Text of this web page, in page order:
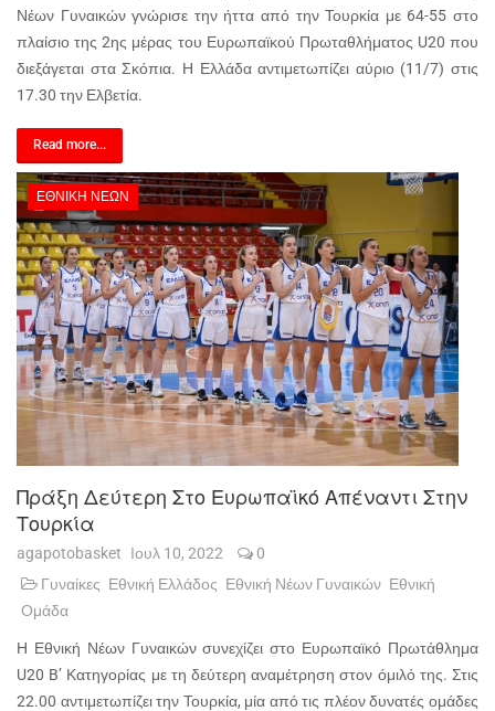
Νέων Γυναικών γνώρισε την ήττα από την Τουρκία με 64-55 στο
πλαίσιο της 2ης μέρας του Ευρωπαϊκού Πρωταθλήματος U20 που
διεξάγεται στα Σκόπια. Η Ελλάδα αντιμετωπίζει αύριο (11/7) στις
17.30 την Ελβετία.
Read more...
ΕΘΝΙΚΉ ΝΈΩΝ
Πράξη Δεύτερη Στο Ευρωπαϊκό Απέναντι Στην
Τουρκία
agapotobasket Ιουλ 10, 2022
0
Γυναίκες Εθνική Ελλάδος Εθνική Νέων Γυναικών Εθνική
Ομάδα
Η Εθνική Νέων Γυναικών συνεχίζει στο Ευρωπαϊκό Πρωτάθλημα
U20 B’ Κατηγορίας με τη δεύτερη αναμέτρηση στον όμιλό της. Στις
22.00 αντιμετωπίζει την Τουρκία, μία από τις πλέον δυνατές ομάδες